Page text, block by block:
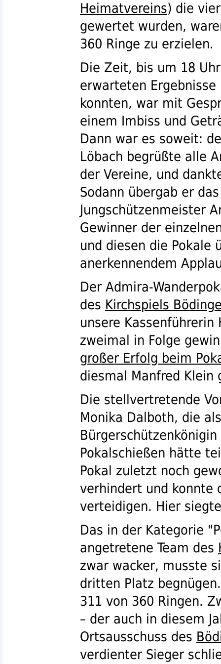
Heimatvereins) die
gewertet wurden,
360 Ringe zu erzielen.
Die Zeit, bis um 18
erwarteten
konnten, war mit
einem Imbiss und
Dann war es soweit:
Löbach begrüßte alle
der Vereine, und
Sodann übergab er
Jungschützenmeister
Gewinner der
und diesen die Pokale
anerkennendem
Der Admira-
des Kirchspiels
unsere Kassenführerin
zweimal in Folge
großer Erfolg beim
diesmal Manfred Klein
Die stellvertretende
Monika Dalboth, die
Pokalschießen hätte
Pokal zuletzt noch
verhindert und konnte
verteidigen. Hier
Das in der Kategorie
angetretene Team des
zwar wacker, musste
dritten Platz
311 von 360 Ringen.
– der auch in diesem
Ortsausschuss des
verdienter Sieger